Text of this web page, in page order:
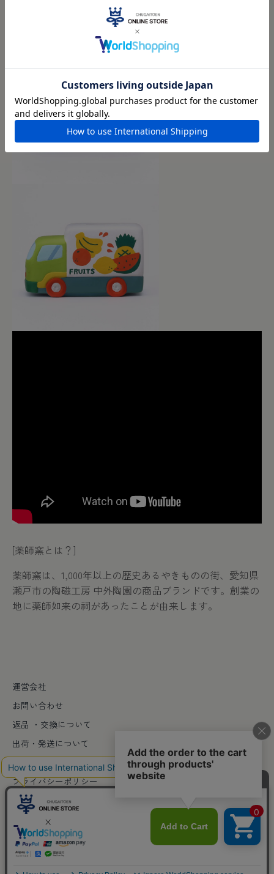
[薬師窯とは？ ]
薬師窯は、 1,000年以上の歴史あるやきものの街、愛知県
瀬戸市の陶磁工房 中外陶園の商品ブランドです。創業の
地に薬師如来の祠があったことが由来します。
運営会社
お問い合わせ
返品 ・交換について
出荷・発送について
特定商取引法に基づく表記
プライバシーポリシー
© 2026 中外陶園オンラインストア . Powered by Shopify